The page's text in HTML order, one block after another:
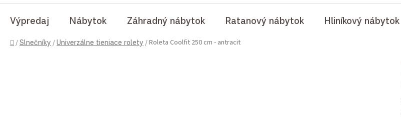
Výpredaj Nábytok Záhradný nábytok Ratanový nábytok Hliníkový nábytok
Domov
/Slnečníky /Univerzálne tieniace rolety /Roleta Coolfit 250 cm - antracit